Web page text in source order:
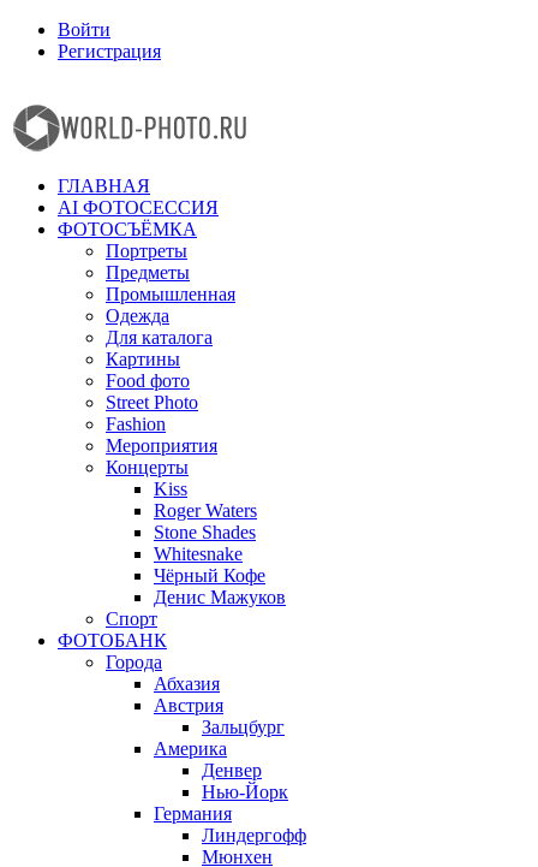
Войти
Регистрация
ГЛАВНАЯ
AI ФОТОСЕССИЯ
ФОТОСЪЁМКА
Портреты
Предметы
Промышленная
Одежда
Для каталога
Картины
Food фото
Street Photo
Fashion
Мероприятия
Концерты
Kiss
Roger Waters
Stone Shades
Whitesnake
Чёрный Кофе
Денис Мажуков
Спорт
ФОТОБАНК
Города
Абхазия
Австрия
Зальцбург
Америка
Денвер
Нью-Йорк
Германия
Линдергофф
Мюнхен